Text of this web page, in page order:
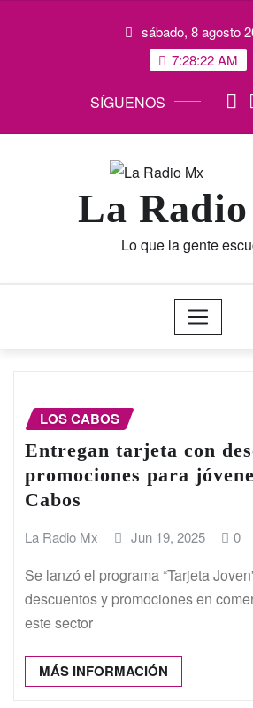
sábado, 8 agosto
7:28:23 AM
SÍGUENOS
La
Lo que la gente
LOS CABOS
Entregan tarjeta con
promociones para
Cabos
La Radio Mx Jun 19, 2025 0
Se lanzó el programa “Tarjeta
descuentos y promociones en
este sector
MÁS INFORMACIÓN